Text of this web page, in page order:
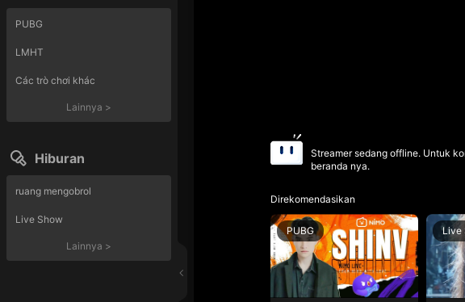
PUBG
LMHT
Các trò chơi khác
Lainnya >
Hiburan
ruang mengobrol
Live Show
Lainnya >
Streamer sedang offline. Untuk
beranda nya.
Direkomendasikan
PUBG Live